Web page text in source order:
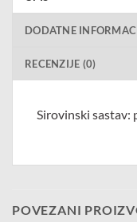
DODATNE
RECENZIJE (0)
Sirovinski sastav:
POVEZANI